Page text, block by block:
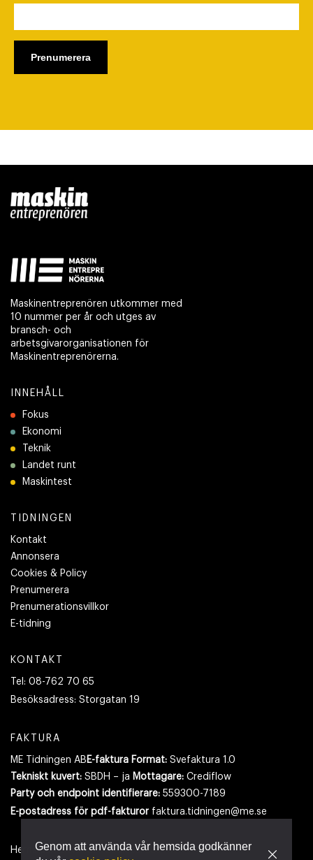
Maskinentreprenören utkommer med
10 nummer per år och utges av
bransch- och
arbetsgivarorganisationen för
Maskinentreprenörerna.
INNEHÅLL
Fokus
Ekonomi
Teknik
Landet runt
Maskintest
TIDNINGEN
Kontakt
Annonsera
Cookies & Policy
Prenumerera
Prenumerationsvillkor
E-tidning
KONTAKT
Tel: 08-762 70 65
Besöksadress: Storgatan 19
FAKTURA
ME Tidningen AB E-faktura Format: Svefaktura 1.0
Tekniskt kuvert: SBDH – ja Mottagare: Crediflow
Party och endpoint identifierare: 559300-7189
E-postadress för pdf-fakturor faktura.tidningen@me.se
Hemsidan använder cookies.Läs mer
Genom att använda vår hemsida godkänner